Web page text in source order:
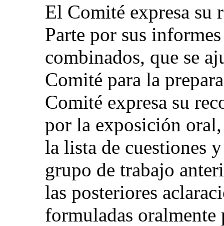
El Comité expresa su
Parte por sus
combinados, que se
Comité para la
Comité expresa su
por la exposición oral,
la lista de cuestiones
grupo de trabajo
las posteriores
formuladas